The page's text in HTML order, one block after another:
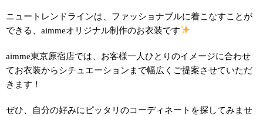
ニュートレンドラインは、ファッショナブルに着こなすことが
できる、aimmeオリジナル制作のお衣装です
aimme東京原宿店では、お客様一人ひとりのイメージに合わせ
てお衣装からシチュエーションまで幅広くご提案させていただ
きます！
ぜひ、自分の好みにピッタリのコーディネートを探してみませ